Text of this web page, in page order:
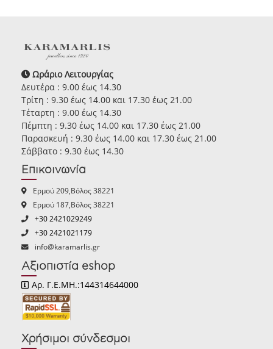
Ωράριο Λειτουργίας
Δευτέρα : 9.00 έως 14.30
Τρίτη : 9.30 έως 14.00 και 17.30 έως 21.00
Τέταρτη : 9.00 έως 14.30
Πέμπτη : 9.30 έως 14.00 και 17.30 έως 21.00
Παρασκευή : 9.30 έως 14.00 και 17.30 έως 21.00
Σάββατο : 9.30 έως 14.30
Επικοινωνία
Ερμού 209,Βόλος 38221
Ερμού 187,Βόλος 38221
+30 2421029249
+30 2421021179
info@karamarlis.gr
Αξιοπιστία eshop
Αρ. Γ.Ε.ΜΗ.:144314644000
Χρήσιμοι σύνδεσμοι